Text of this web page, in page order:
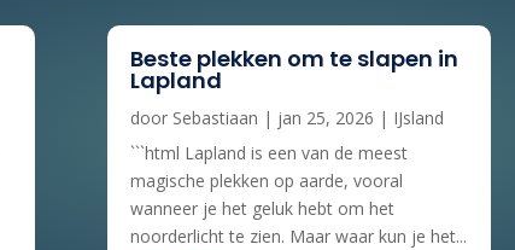
Beste plekken om te slapen in
Lapland
door Sebastiaan | jan 25, 2026 | IJsland
```html Lapland is een van de meest
magische plekken op aarde, vooral
wanneer je het geluk hebt om het
noorderlicht te zien. Maar waar kun je het...